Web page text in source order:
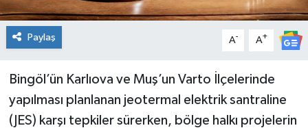
Paylaş A- A+
Bingöl’ün Karlıova ve Muş’un Varto İlçelerinde
yapılması planlanan jeotermal elektrik santraline
(JES) karşı tepkiler sürerken, bölge halkı projelerin
SİYASET
SOLHAN
SPOR